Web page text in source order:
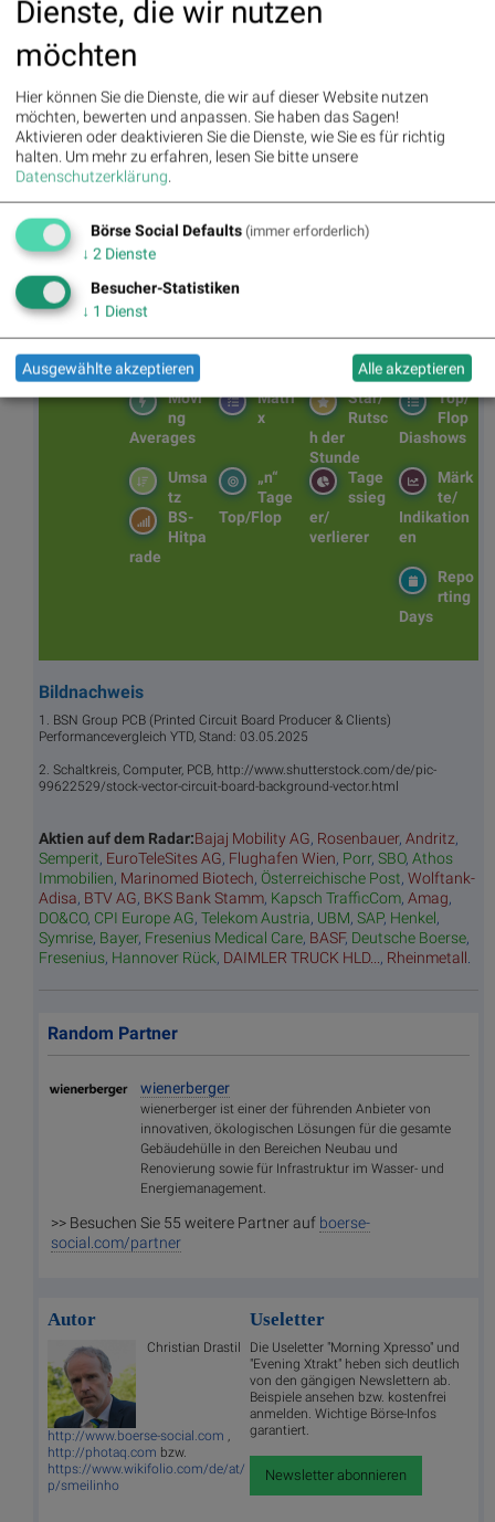
April (nach Redaktionsschluss) hat Intel seine Zahlen
vorgelegt, dabei dürfte Tan auch seinen geplanten
BSN Podcasts
Christian Drastil: Wiener Börse Plausch
Wiener Börse Party #1216: ATX schwächer, Bajaj
Mobility weiter stark, neue indische Freunde und Rajiv
Bajaj mein Man of the Day
BSNgine
Top/
Flop
Diashows
Star/
Rutsc
h der
Stunde
Matri
x
Movi
ng
Averages
Märk
te/
Indikation
en
Tage
ssieg
er/
verlierer
„n“
Tage
Top/Flop
Umsa
tz
BS-
Hitpa
rade
Repo
rting
Days
Bildnachweis
1. BSN Group PCB (Printed Circuit Board Producer & Clients)
Performancevergleich YTD, Stand: 03.05.2025
2. Schaltkreis, Computer, PCB, http://www.shutterstock.com/de/pic-
99622529/stock-vector-circuit-board-background-vector.html
Aktien auf dem Radar:Bajaj Mobility AG, Rosenbauer, Andritz,
Semperit, EuroTeleSites AG, Flughafen Wien, Porr, SBO, Athos
Immobilien, Marinomed Biotech, Österreichische Post, Wolftank-
Adisa, BTV AG, BKS Bank Stamm, Kapsch TrafficCom, Amag,
DO&CO, CPI Europe AG, Telekom Austria, UBM, SAP, Henkel,
Symrise, Bayer, Fresenius Medical Care, BASF, Deutsche Boerse,
Fresenius, Hannover Rück, DAIMLER TRUCK HLD... , Rheinmetall
Random Partner
wienerberger
wienerberger ist einer der führenden Anbieter von
innovativen, ökologischen Lösungen für die gesamte
Gebäudehülle in den Bereichen Neubau und
Renovierung sowie für Infrastruktur im Wasser- und
Energiemanagement.
>> Besuchen Sie 55 weitere Partner auf boerse-
social.com/partner
Autor
Christian Drastil
http://www.boerse-social.com
http://photaq.com bzw.
https://www.wikifolio.com/de/at/
p/smeilinho
Useletter
Die Useletter "Morning Xpresso" und
"Evening Xtrakt" heben sich deutlich
von den gängigen Newslettern ab.
Beispiele ansehen bzw. kostenfrei
anmelden. Wichtige Börse-Infos
garantiert.
Newsletter abonnieren
Dienste, die wir nutzen
möchten
Hier können Sie die Dienste, die wir auf dieser Website nutzen
möchten, bewerten und anpassen. Sie haben das Sagen!
Aktivieren oder deaktivieren Sie die Dienste, wie Sie es für richtig
halten. Um mehr zu erfahren, lesen Sie bitte unsere
Datenschutzerklärung.
Börse Social Defaults (immer erforderlich)
↓ 2 Dienste
Besucher-Statistiken
↓ 1 Dienst
Ausgewählte akzeptieren Alle akzeptieren